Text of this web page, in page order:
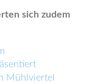
sich zudem
Mühlviertel